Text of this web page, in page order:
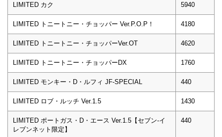
LIMITED カク 5940
LIMITED トニートニー・チョッパー Ver.P.O.P！ 4180
LIMITED トニートニー・チョッパーVer.OT 4620
LIMITED トニートニー・チョッパーDX 1760
LIMITED モンキー・D・ルフィ JF-SPECIAL 440
LIMITED ロブ・ルッチ Ver.1.5 1430
LIMITED ポートガス・D・エース Ver.1.5【セブン-イ
レブンネット限定】
440